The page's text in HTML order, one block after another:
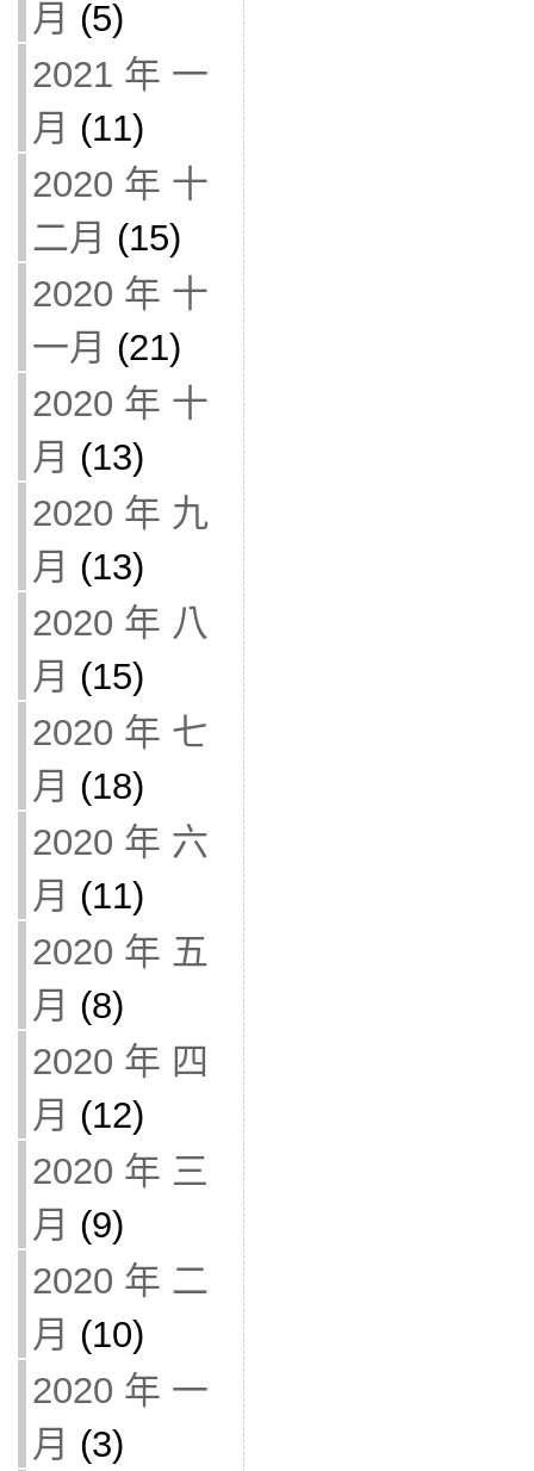
月 (5)
2021 年 一
月 (11)
2020 年 十
二月 (15)
2020 年 十
一月 (21)
2020 年 十
月 (13)
2020 年 九
月 (13)
2020 年 八
月 (15)
2020 年 七
月 (18)
2020 年 六
月 (11)
2020 年 五
月 (8)
2020 年 四
月 (12)
2020 年 三
月 (9)
2020 年 二
月 (10)
2020 年 一
月 (3)